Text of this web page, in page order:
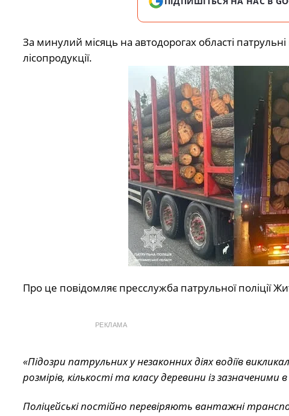
За минулий місяць на автодорогах області
лісопродукції.
Про це повідомляє пресслужба патрульної поліції
РЕКЛАМА
«Підозри патрульних у незаконних діях водіїв
розмірів, кількості та класу деревини із
Поліцейські постійно перевіряють вантажні